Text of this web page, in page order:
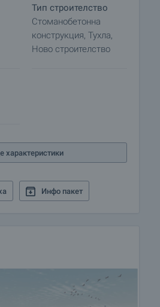
Тип строителство
Стоманобетонна
конструкция, Тухла,
Ново строителство
характеристики
Инфо пакет